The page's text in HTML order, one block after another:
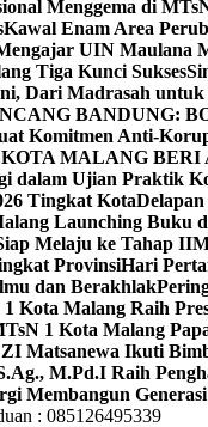
Menggema di
Kawal Enam Area
UIN
Tiga Kunci Sukses
Dari Madrasah
BANDUNG:
Komitmen Anti-
MALANG BERI
dalam Ujian Praktik
Tingkat Kota
Launching Buku
Melaju ke Tahap II
ProvinsiHari
dan Berakhlak
Kota Malang Raih
1 Kota Malang
Matsanewa Ikuti
M.Pd.I Raih
Membangun
: 085126495339